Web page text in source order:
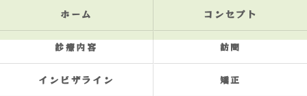
ホーム コンセプト
診療内容 訪問
インビザライン 矯正